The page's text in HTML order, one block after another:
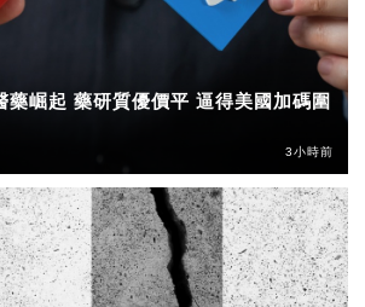
藥崛起 藥研質優價平 逼得美國加碼圍
3小時前